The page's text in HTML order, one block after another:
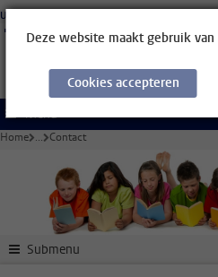
Universiteit Leiden
Menu
Home ... Contact
Submenu
Deze website maakt gebruik van
Cookies accepteren